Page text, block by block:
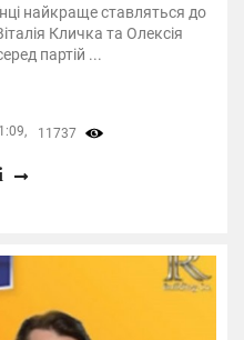
найкраще ставляться до
Кличка та Олексія
партій ...
11737